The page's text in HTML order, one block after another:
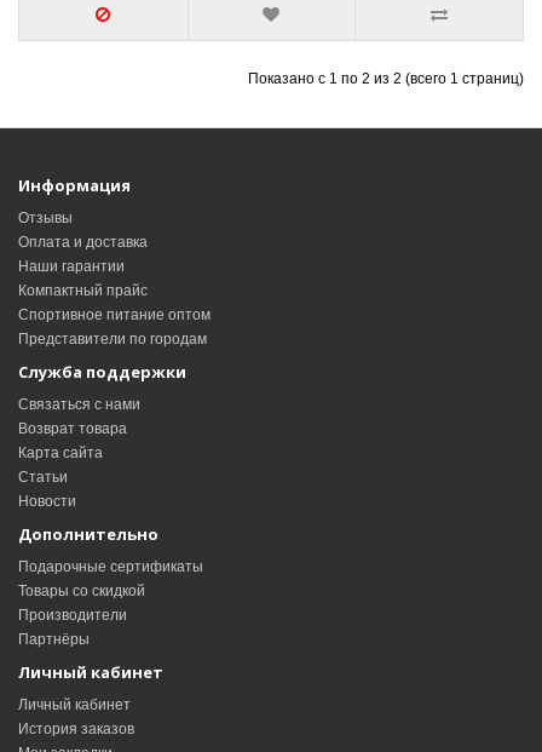
Показано с 1 по 2 из 2 (всего 1 страниц)
Информация
Отзывы
Оплата и доставка
Наши гарантии
Компактный прайс
Спортивное питание оптом
Представители по городам
Служба поддержки
Связаться с нами
Возврат товара
Карта сайта
Статьи
Новости
Дополнительно
Подарочные сертификаты
Товары со скидкой
Производители
Партнёры
Личный кабинет
Личный кабинет
История заказов